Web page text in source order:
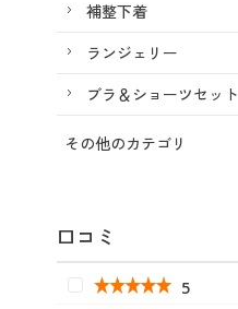
補整下着
ランジェリー
ブラ＆ショーツセット
その他のカテゴリ
口コミ
5